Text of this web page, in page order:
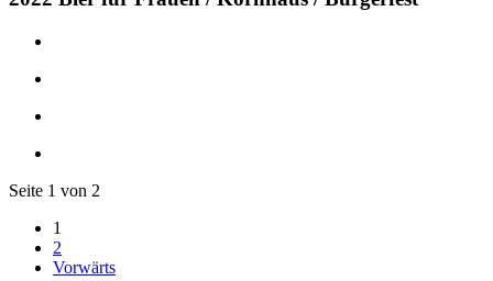
Seite 1 von 2
1
2
Vorwärts